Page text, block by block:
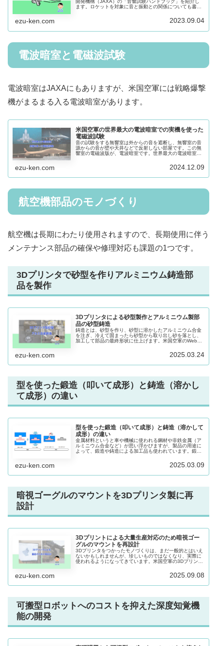
開発機構（JAXA）の「音響試験ハンドブック」を紹介し
ます。ロケットを対象に音と振動との関係についても書か
ezu-ken.com 2023.09.04
電波暗室と電磁波試験
電波暗室はJAXAにもありますが、米国空軍には戦略爆撃
機がまるまる入る電波暗室があります。
米国空軍の世界最大の電波暗室での実機を使った
電磁波試験
音の試験をする無響室は外からの音を遮断し、無響室の音
源からの音が壁や天井などで反射しない部屋です。この無
響室の電磁波版が、電波暗室です。世界最大の電波暗室米
ezu-ken.com 2024.12.09
航空機部品のモノづくり
航空機は長期にわたり使用されますので、長期使用に伴う
メンテナンス部品の確保や修理対応も課題の1つです。
3Dプリンタで砂型を作りアルミニウム鋳造部
品を製作
3Dプリンタによる砂型製作とアルミニウム製部
品の砂型鋳造
鋳造とは、砂型を作り、砂型に溶かしたアルミニウム合金
を注ぎ、冷えて固まったら砂型から取り出し砂を落とし、
加工して部品の最終形状に仕上げます。米国空軍のWebサ
ezu-ken.com 2025.03.24
型を使った鍛造（叩いて成形）と鋳造（溶かし
て成形）の違い
型を使った鍛造（叩いて成形）と鋳造（溶かして
成形）の違い
金属材料というと車や機械に使われる鋼材や非鉄金属（ア
ルミニウム合金など）が思い浮かびますが、製品の用途に
よって、鍛造や鋳造による加工品も使われています。鍛造
ezu-ken.com 2025.03.09
暗視ゴーグルのマウントを3Dプリンタ製に再
設計
3Dプリントによる大量生産対応のため暗視ゴー
グルのマウントを再設計
3Dプリンタをつかったモノづくりは、まだ一般的とはいえ
ないかもしれませんが、珍しいものではなくなり、実際に
使われるようになってきています。米国空軍の3Dプリンタ
ezu-ken.com 2025.09.08
可搬型ロボットへのコストを抑えた深度知覚機
能の開発